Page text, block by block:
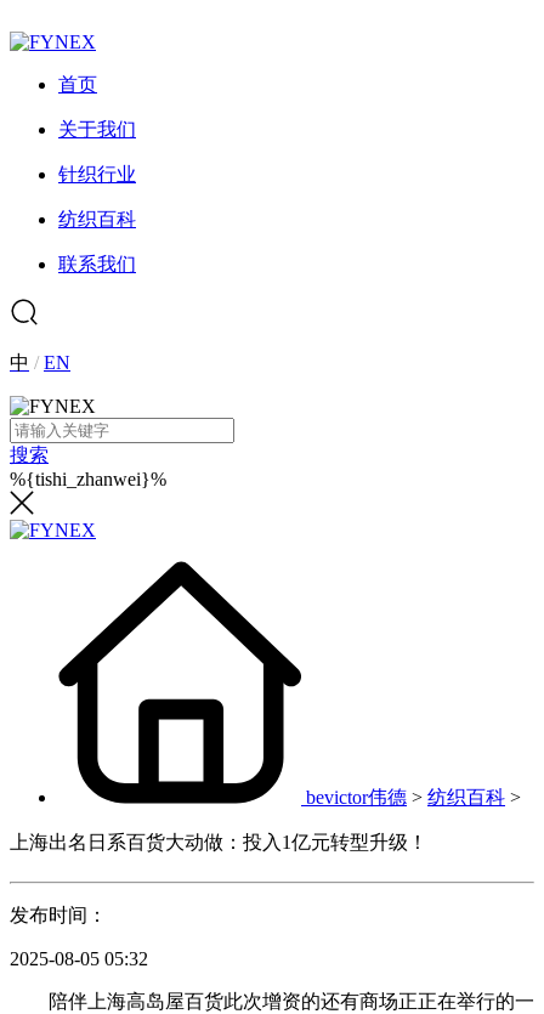
首页
关于我们
针织行业
纺织百科
联系我们
中 /EN
搜索
%{tishi_zhanwei}%
bevictor伟德 > 纺织百科 >
上海出名日系百货大动做：投入1亿元转型升级！
发布时间：
2025-08-05 05:32
陪伴上海高岛屋百货此次增资的还有商场正正在举行的一